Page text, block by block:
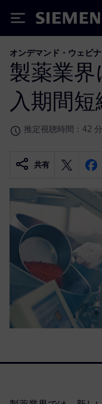
Siemens
オンデマンド・ウェビ
製薬業
入期間短
推定視聴時間：42 分
共有